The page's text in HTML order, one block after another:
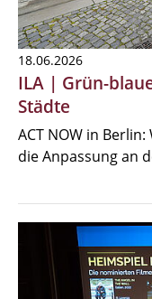
18.06.2026
ILA | Grün-
Städte
ACT NOW in
die Anpassung an